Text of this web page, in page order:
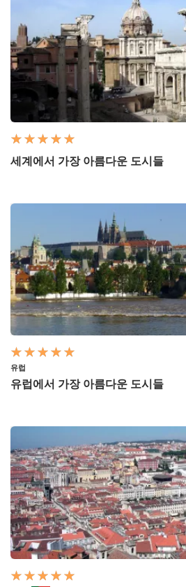
세계에서 가장 아름다운 도시들
유럽
유럽에서 가장 아름다운 도시들